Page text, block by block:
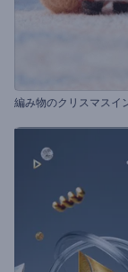
編み物のクリスマスイ